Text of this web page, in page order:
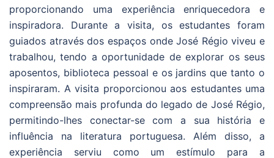
proporcionando uma experiência enriquecedora e
inspiradora. Durante a visita, os estudantes foram
guiados através dos espaços onde José Régio viveu e
trabalhou, tendo a oportunidade de explorar os seus
aposentos, biblioteca pessoal e os jardins que tanto o
inspiraram. A visita proporcionou aos estudantes uma
compreensão mais profunda do legado de José Régio,
permitindo-lhes conectar-se com a sua história e
influência na literatura portuguesa. Além disso, a
experiência serviu como um estímulo para a